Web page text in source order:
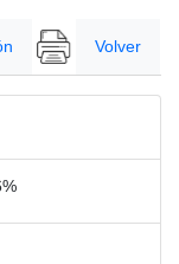
Volver